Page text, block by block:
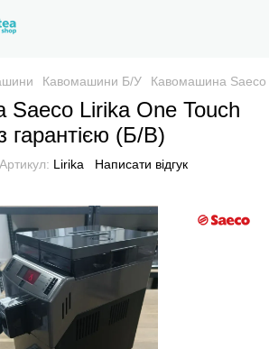
Кавомашини Б/У Кавомашина Saeco
Saeco Lirika One Touch
гарантією (Б/В)
Артикул: Lirika Написати відгук